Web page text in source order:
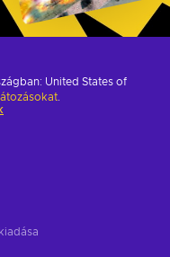
United States of